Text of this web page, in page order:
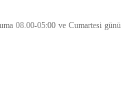
08.00-05:00 ve Cumartesi günü